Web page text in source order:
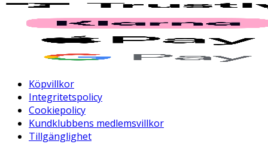
Köpvillkor
Integritetspolicy
Cookiepolicy
Kundklubbens medlemsvillkor
Tillgänglighet